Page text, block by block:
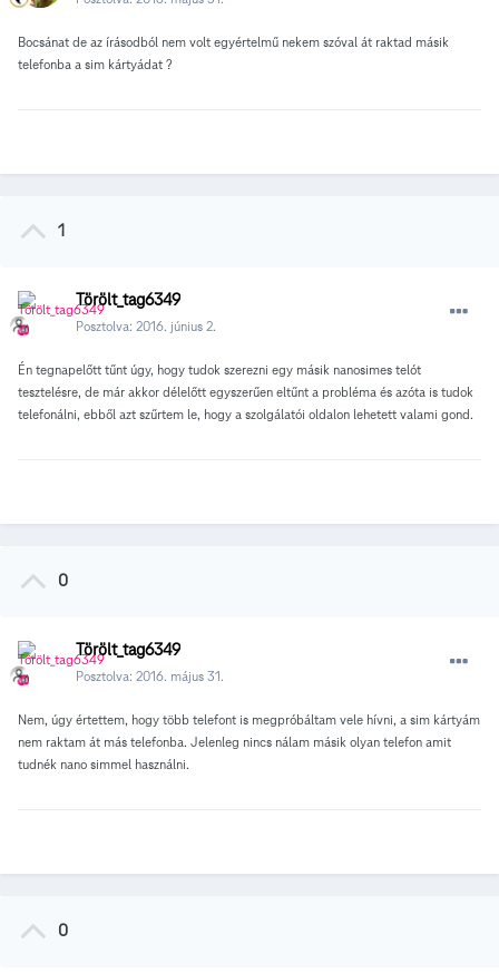
Bocsánat de az írásodból nem volt egyértelmű nekem szóval át raktad másik
telefonba a sim kártyádat ?
1
Törölt_tag6349
Posztolva: 2016. június 2.
Én tegnapelőtt tűnt úgy, hogy tudok szerezni egy másik nanosimes telót
tesztelésre, de már akkor délelőtt egyszerűen eltűnt a probléma és azóta is tudok
telefonálni, ebből azt szűrtem le, hogy a szolgálatói oldalon lehetett valami gond.
0
Törölt_tag6349
Posztolva: 2016. május 31.
Nem, úgy értettem, hogy több telefont is megpróbáltam vele hívni, a sim kártyám
nem raktam át más telefonba. Jelenleg nincs nálam másik olyan telefon amit
tudnék nano simmel használni.
0